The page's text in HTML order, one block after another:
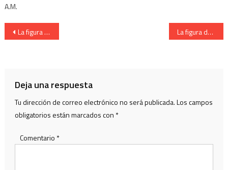
A.M.
Navegación
La figura de la Cantinera de la Compañía Bidasoa del Alarde de Irun La figura del Capitán de la Compañía Arkoll del Alarde de Hondarribia
Deja una respuesta
Tu dirección de correo electrónico no será publicada.Los campos
obligatorios están marcados con *
Comentario *